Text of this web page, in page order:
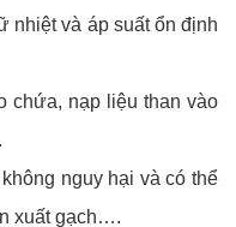
nhiệt và áp suất ổn định
chứa, nạp liệu than vào
nguy hại và có thể
xuất gạch….